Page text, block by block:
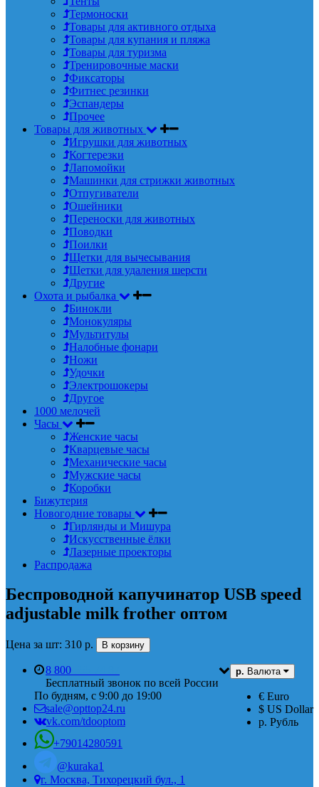
Термоноски
Товары для активного отдыха
Товары для купания и пляжа
Товары для туризма
Тренировочные маски
Фиксаторы
Фитнес резинки
Эспандеры
Прочее
Товары для животных
Игрушки для животных
Когтерезки
Лапомойки
Машинки для стрижки животных
Отпугиватели
Ошейники
Переноски для животных
Поводки
Поилки
Щетки для вычесывания
Щетки для удаления шерсти
Другие
Охота и рыбалка
Бинокли
Монокуляры
Мультитулы
Налобные фонари
Ножи
Удочки
Электрошокеры
Другое
1000 мелочей
Часы
Женские часы
Кварцевые часы
Механические часы
Мужские часы
Коробки
Бижутерия
Новогодние товары
Гирлянды и Мишура
Искусственные ёлки
Лазерные проекторы
Распродажа
Беспроводной капучинатор USB speed
adjustable milk frother оптом
Цена за шт: 310 р. В корзину
р. Валюта
€ Euro
$ US Dollar
р. Рубль
8 800
Бесплатный звонок по всей России
По будням, с 9:00 до 19:00
sale@opttop24.ru
vk.com/tdooptom
+79014280591
@kuraka1
г. Москва, Тихорецкий бул., 1